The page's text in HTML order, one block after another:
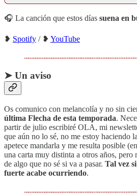
🎧 La canción que estos días suena en
❥ Spotify / ❥ YouTube
➤ Un aviso
Os comunico con melancolía y no sin
última Flecha de esta temporada.
partir de julio escribiré OLA, mi
que aún no lo sé, no me estoy haciendo
apetece mandarla y me resulta posible
una carta muy distinta a otros años, pero
de algo que no sé si va a pasar. Tal vez
fuerte acabe ocurriendo.